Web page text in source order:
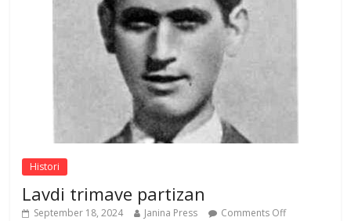
Çlirimtari Agron Gërvalla me takime pune
në atdhe të shoqerisë Levizja
August 3, 2026 Comments Off
Postim me vlera nga artistja e mirëfilltë
Mimoza Gjoni
August 6, 2026 Comments Off
Histori
Lavdi trimave partizan
September 18, 2024 Janina Press Comments Off